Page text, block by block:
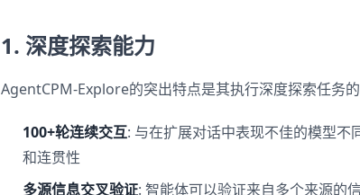
1. 深度探索能力
AgentCPM-Explore的突出特点是其执行深度探索任务
100+轮连续交互: 与在扩展对话中表现不佳的模型
和连贯性
多源信息交叉验证: 智能体可以验证来自多个来源的